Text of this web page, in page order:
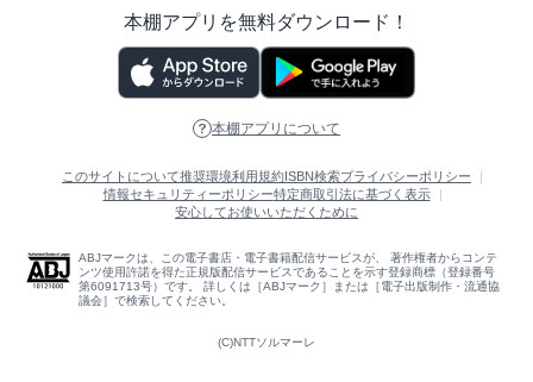
本棚アプリを無料ダウンロード！
本棚アプリについて
このサイトについて推奨環境利用規約ISBN検索プライバシーポリシー
情報セキュリティーポリシー特定商取引法に基づく表示
安心してお使いいただくために
ABJマークは、この電子書店・電子書籍配信サービスが、 著作権者からコンテ
ンツ使用許諾を得た正規版配信サービスであることを示す登録商標（登録番号
第6091713号）です。 詳しくは［ABJマーク］または［電子出版制作・流通協
議会］で検索してください。
(C)NTTソルマーレ